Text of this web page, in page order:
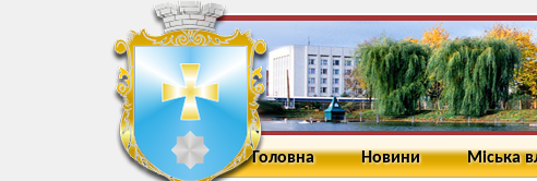
Головна Новини Міська